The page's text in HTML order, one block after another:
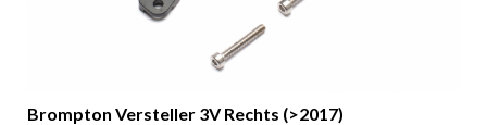
Brompton Versteller 3V Rechts (>2017)